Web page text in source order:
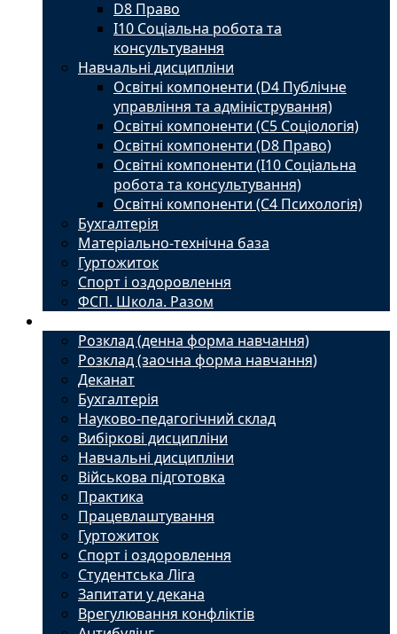
D8 Право
I10 Соціальна робота та
консультування
Навчальні дисципліни
Освітні компоненти (D4 Публічне
управління та адміністрування)
Освітні компоненти (С5 Соціологія)
Освітні компоненти (D8 Право)
Освітні компоненти (I10 Соціальна
робота та консультування)
Освітні компоненти (С4 Психологія)
Бухгалтерія
Матеріально-технічна база
Гуртожиток
Спорт і оздоровлення
ФСП. Школа. Разом
Розклад (денна форма навчання)
Розклад (заочна форма навчання)
Деканат
Бухгалтерія
Науково-педагогічний склад
Вибіркові дисципліни
Навчальні дисципліни
Військова підготовка
Практика
Працевлаштування
Гуртожиток
Спорт і оздоровлення
Студентська Ліга
Запитати у декана
Врегулювання конфліктів